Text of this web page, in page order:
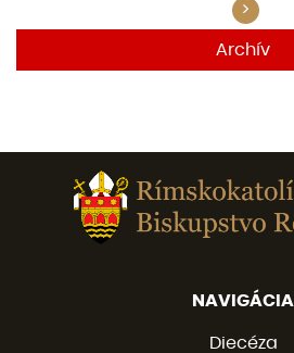
>
Archív
NAVIGÁCIA
Diecéza